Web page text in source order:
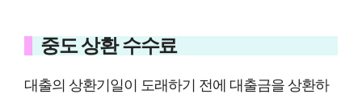
중도 상환 수수료
대출의 상환기일이 도래하기 전에 대출금을 상환하